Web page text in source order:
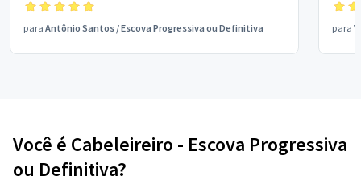
para Antônio Santos /Escova Progressiva ou Definitiva para
Você é Cabeleireiro - Escova Progressiva
ou Definitiva?